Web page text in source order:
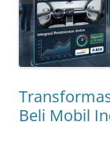
Beli Mobil